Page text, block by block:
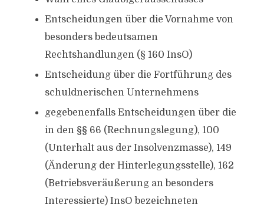
Entscheidungen über die Vornahme von
besonders bedeutsamen
Rechtshandlungen (§ 160 InsO)
Entscheidung über die Fortführung des
schuldnerischen Unternehmens
gegebenenfalls Entscheidungen über die
in den §§ 66 (Rechnungslegung), 100
(Unterhalt aus der Insolvenzmasse), 149
(Änderung der Hinterlegungsstelle), 162
(Betriebsveräußerung an besonders
Interessierte) InsO bezeichneten